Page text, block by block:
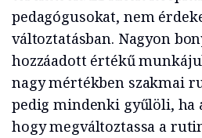
pedagógusokat, nem
változtatásban. Nagyon
hozzáadott értékű
nagy mértékben szakmai
pedig mindenki gyűlöli, ha
hogy megváltoztassa a